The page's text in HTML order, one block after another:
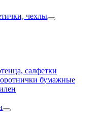
чехлы
салфетки
бумажные